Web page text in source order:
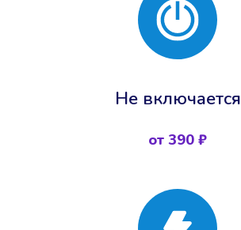
Не включается
от 390 ₽